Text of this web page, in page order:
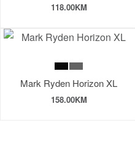
118.00KM
Mark Ryden Horizon XL
158.00KM